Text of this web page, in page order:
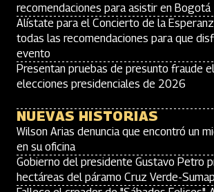
recomendaciones para asistir en Bogotá
Alístate para el Concierto de la
todas las recomendaciones para que
evento
Presentan pruebas de presunto fraude
elecciones presidenciales de 2026
NUEVAS HISTORIAS
Wilson Arias denuncia que encontró un
en su oficina
Gobierno del presidente Gustavo Petro
hectáreas del páramo Cruz Verde-